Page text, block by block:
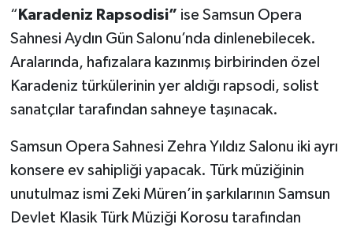
“ Karadeniz Rapsodisi” ise Samsun Opera
Sahnesi Aydın Gün Salonu’nda dinlenebilecek.
Aralarında, hafızalara kazınmış birbirinden özel
Karadeniz türkülerinin yer aldığı rapsodi, solist
sanatçılar tarafından sahneye taşınacak.
Samsun Opera Sahnesi Zehra Yıldız Salonu iki ayrı
konsere ev sahipliği yapacak. Türk müziğinin
unutulmaz ismi Zeki Müren’in şarkılarının Samsun
Devlet Klasik Türk Müziği Korosu tarafından